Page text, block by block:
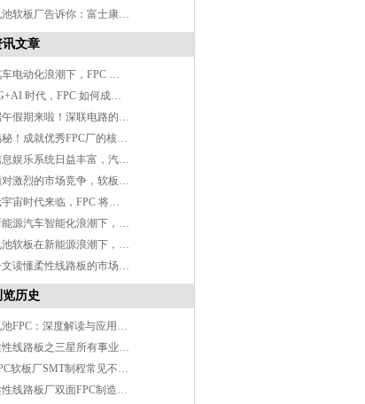
电池软板厂告诉你：富士康展示无人工厂，老板和员工将都失业？
文章
汽车电动化浪潮下，FPC 厂如何抢占车载应用高地？
5G+AI 时代，FPC 如何成为设备性能的 “助推器”？
端午假期来啦！深联电路的放假安排请查收~
揭秘！成就优秀FPC厂的核心要素有哪些？
信息娱乐系统日益丰富，汽车软板如何优化以承载更多信号传输任务？
面对激烈的市场竞争，软板厂怎样突出重围打造核心优势？
元宇宙时代来临，FPC 将迎来哪些颠覆性变革？
新能源汽车智能化浪潮下，电池 FPC 如何迈向更高集成与智能化？
电池软板在新能源浪潮下，如何开启应用新征程？
一文读懂柔性线路板的市场环境
历史
电池FPC：深度解读与应用前景
柔性线路板之三星所有事业群“暂停采购”，面板厂皆已接获通知
FPC软板厂SMT制程常见不良因素
柔性线路板厂双面FPC制造工艺：蚀刻、抗蚀剂的剥离